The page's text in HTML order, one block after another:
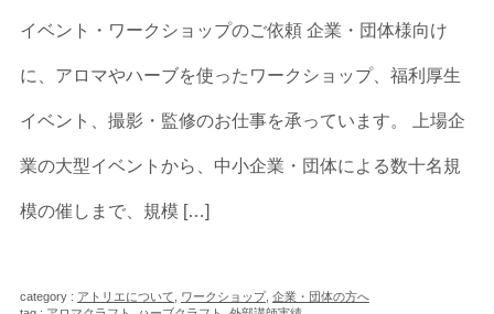
イベント・ワークショップのご依頼 企業・団体様向け
に、アロマやハーブを使ったワークショップ、福利厚生
イベント、撮影・監修のお仕事を承っています。 上場企
業の大型イベントから、中小企業・団体による数十名規
模の催しまで、規模 […]
category : アトリエについて ワークショップ, 企業・団体の方へ